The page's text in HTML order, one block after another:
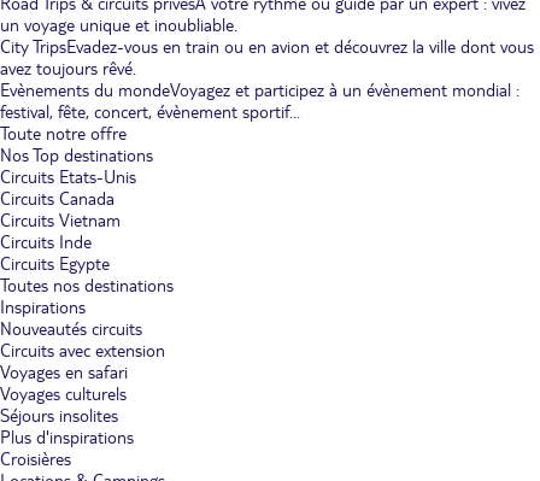
un voyage unique et inoubliable.
City TripsEvadez-vous en train ou en avion et découvrez la ville dont vous
avez toujours rêvé.
Evènements du mondeVoyagez et participez à un évènement mondial :
festival, fête, concert, évènement sportif...
Toute notre offre
Nos Top destinations
Circuits Etats-Unis
Circuits Canada
Circuits Vietnam
Circuits Inde
Circuits Egypte
Toutes nos destinations
Inspirations
Nouveautés circuits
Circuits avec extension
Voyages en safari
Voyages culturels
Séjours insolites
Plus d'inspirations
Croisières